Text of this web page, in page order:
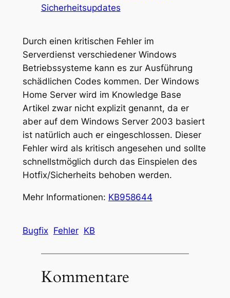
Sicherheitsupdates
Durch einen kritischen Fehler im
Serverdienst verschiedener Windows
Betriebssysteme kann es zur Ausführung
schädlichen Codes kommen. Der Windows
Home Server wird im Knowledge Base
Artikel zwar nicht explizit genannt, da er
aber auf dem Windows Server 2003 basiert
ist natürlich auch er eingeschlossen. Dieser
Fehler wird als kritisch angesehen und sollte
schnellstmöglich durch das Einspielen des
Hotfix/Sicherheits behoben werden.
Mehr Informationen: KB958644
Bugfix Fehler KB
Kommentare